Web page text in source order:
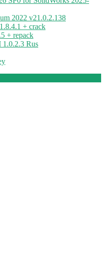
2022 v21.0.2.138
+ crack
+ repack
Rus